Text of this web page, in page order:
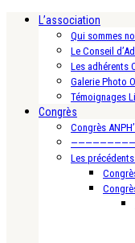
L’association
Qui sommes
Le Conseil
Les adhérents
Galerie Photo
Témoignages
Congrès
Congrès
Les